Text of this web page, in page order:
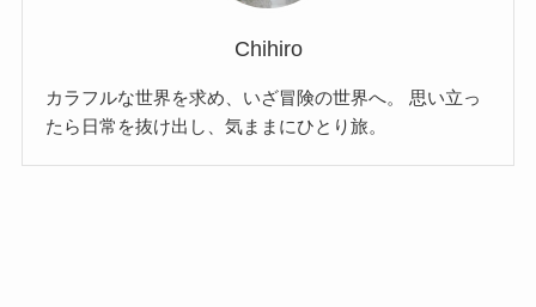
Chihiro
カラフルな世界を求め、いざ冒険の世界へ。 思い立っ
たら日常を抜け出し、気ままにひとり旅。